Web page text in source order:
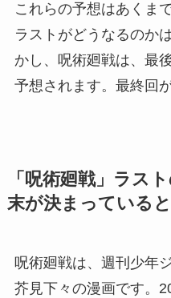
これらの予想はあくま
ラストがどうなるのか
かし、呪術廻戦は、最
予想されます。最終回
「呪術廻戦」ラス
末が決まっている
呪術廻戦は、週刊少年
芥見下々の漫画です。